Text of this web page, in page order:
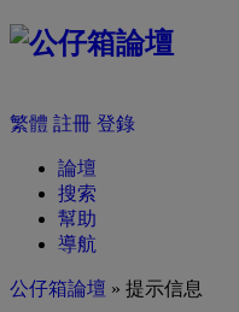
繁體 註冊 登錄
論壇
搜索
幫助
導航
公仔箱論壇 » 提示信息